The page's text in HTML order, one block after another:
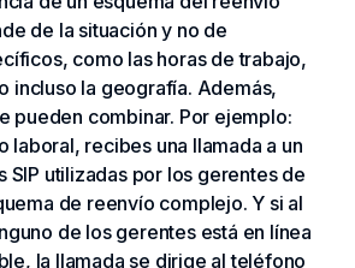
de la situación y no de
como las horas de trabajo,
incluso la geografía. Además,
pueden combinar. Por ejemplo:
laboral, recibes una llamada a un
SIP utilizadas por los gerentes de
de reenvío complejo. Y si al
de los gerentes está en línea
la llamada se dirige al teléfono